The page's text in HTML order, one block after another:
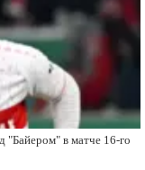
"Байером" в матче 16-го